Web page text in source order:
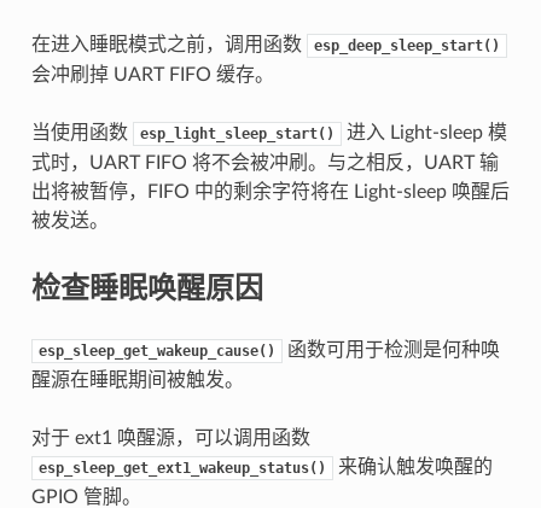
在进入睡眠模式之前，调用函数 esp_deep_sleep_start()
会冲刷掉 UART FIFO 缓存。
当使用函数 esp_light_sleep_start()
进入 Light-sleep 模
式时，UART FIFO 将不会被冲刷。与之相反，UART 输
出将被暂停，FIFO 中的剩余字符将在 Light-sleep 唤醒后
被发送。
检查睡眠唤醒原因
esp_sleep_get_wakeup_cause()
函数可用于检测是何种唤
醒源在睡眠期间被触发。
对于 ext1 唤醒源，可以调用函数
esp_sleep_get_ext1_wakeup_status()
来确认触发唤醒的
GPIO 管脚。